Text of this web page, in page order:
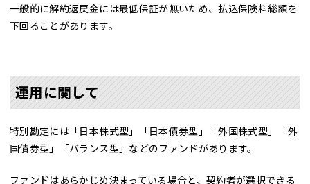
一般的に解約返戻金には最低保証が無いため、払込保険料総額を
下回ることがあります。
運用に関して
特別勘定には「日本株式型」「日本債券型」「外国株式型」「外
国債券型」「バランス型」などのファンドがあります。
ファンドはあらかじめ決まっている場合と、契約者が選択できる